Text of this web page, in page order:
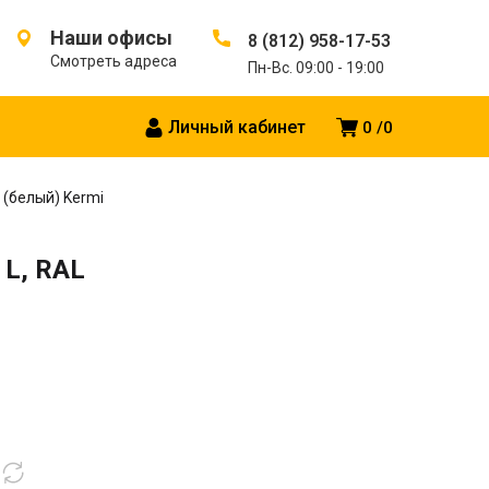
Наши офисы
Смотреть адреса
8 (812) 958-17-53
Пн-Вс. 09:00 - 19:00
0 0
Личный кабинет
(белый) Kermi
RAL